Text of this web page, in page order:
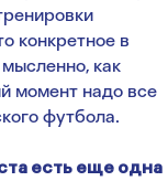
конкретное в
как
момент надо все
футбола.
есть еще одна